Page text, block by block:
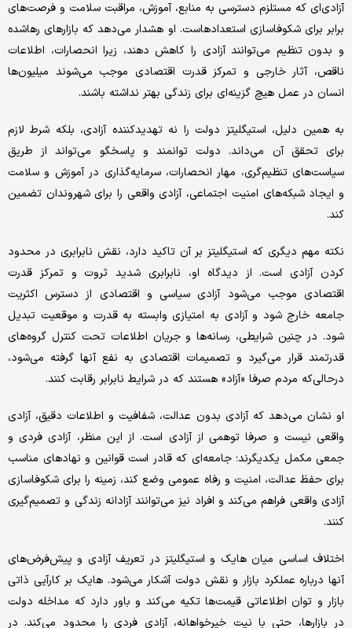
آزادی‌ای که مستلزم دسترسی به منابع، آموزش، مراقبت سلامت و فرصت‌های
برابر برای شکوفاسازی استعدادهاست. او هشدار می‌دهد که بازارهای رهاشده
و بدون تنظیم می‌توانند آزادی را کاهش دهند، زیرا انحصارات، اطلاعات
ناقص، آثار خارجی و تمرکز قدرت اقتصادی موجب می‌شوند میلیون‌ها
انسان در عمل هیچ گزینه‌ای برای زندگی بهتر نداشته باشند.
به همین دلیل، استیگلیتز دولت را نه تهدیدکننده آزادی، بلکه شرط لازم
برای تحقق آن می‌داند. دولت توانمند و پاسخگو می‌تواند از طریق
سیاست‌های تنظیم‌گری، مهار انحصارات، سرمایه‌گذاری در آموزش و سلامت
و ایجاد شبکه‌های امنیت اجتماعی، آزادی واقعی را برای شهروندان تضمین
کند.
نکته مهم دیگری که استیگلیتز بر آن تاکید دارد، نقش نابرابری در محدود
کردن آزادی است. از دیدگاه او، نابرابری شدید ثروت و تمرکز قدرت
اقتصادی موجب می‌شود آزادی سیاسی و اقتصادی از دسترس اکثریت
جامعه خارج شود و آزادی به امتیازی وابسته به قدرت و موقعیت تبدیل
شود. در چنین شرایطی، رسانه‌ها و جریان اطلاعات تحت کنترل گروه‌های
قدرتمند قرار می‌گیرد و تصمیمات اقتصادی به نفع آنها گرفته می‌شود،
درحالی‌که مردم صرفا «آزاد» هستند که در شرایط نابرابر رقابت کنند.
او نشان می‌دهد که آزادی بدون عدالت، شفافیت و اطلاعات دقیق، آزادی
واقعی نیست و صرفا توهمی از آزادی است. از این منظر، آزادی فردی و
جمعی مکمل یکدیگرند؛ جامعه‌ای که قادر است قوانین و نهادهای مناسب
برای حفظ عدالت، امنیت و رفاه عمومی وضع کند، زمینه را برای شکوفاسازی
آزادی واقعی فراهم می‌کند و افراد نیز می‌توانند آزادانه زندگی و تصمیم‌گیری
کنند.
اختلاف اساسی میان‌ هایک و استیگلیتز در تعریف آزادی و پیش‌فرض‌های
آنها درباره عملکرد بازار و نقش دولت آشکار می‌شود.‌ هایک بر کارآیی ذاتی
بازار و توان اطلاعاتی قیمت‌ها تکیه می‌کند و باور دارد که مداخله دولت
در بازارها، حتی با نیت خیرخواهانه، آزادی فردی را محدود می‌کند. در